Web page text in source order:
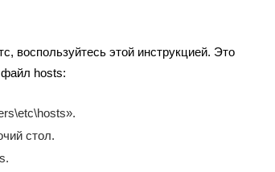
воспользуйтесь этой инструкцией. Это
файл hosts:
стол.